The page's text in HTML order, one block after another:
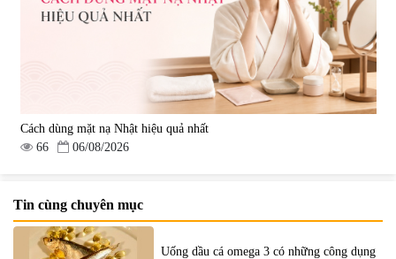
Cách dùng mặt nạ Nhật hiệu quả nhất
66
06/08/2026
Tin cùng chuyên mục
Uống dầu cá omega 3 có những công dụng